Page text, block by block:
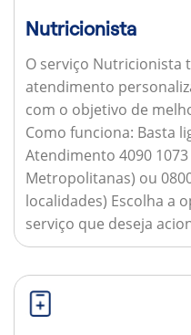
Nutricionista
O serviço Nutricionista
atendimento
com o objetivo de
Como funciona: Basta
Atendimento 4090 1073
Metropolitanas) ou
localidades) Escolha a
serviço que deseja